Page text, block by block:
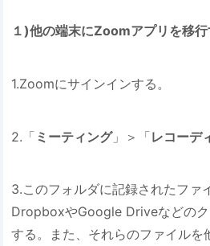
１)他の端末にZoomアプリを移行
1.Zoomにサインインする。
2.「 ミーティング」＞「レコーデ
3.このフォルダに記録されたファ
DropboxやGoogle Driveなどのク
する。また、それらのファイルを